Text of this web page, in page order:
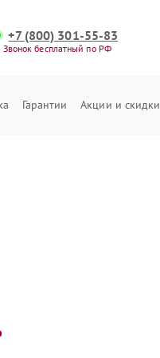
+7 (800) 301-55-83
Звонок бесплатный по РФ
Гарантии Акции и скидки